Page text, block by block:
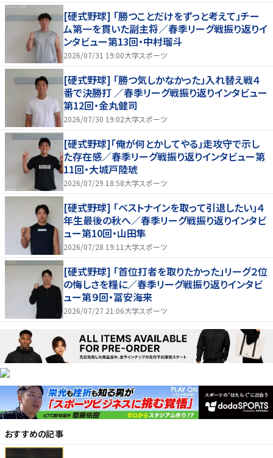
[硬式野球] 「勝つことだけをずっと考えて」チー
ム第一を貫いた副主将／春季リーグ戦振り返りイ
ンタビュー第13回・中村瑠斗
2026/07/31 19:00大学スポーツ
[硬式野球] 「勝つ気しかなかった」入れ替え戦４
番で決勝打 ／春季リーグ戦振り返りインタビュー
第12回・金丸健司
2026/07/30 19:02大学スポーツ
[硬式野球]「俺が何とかしてやる」走攻守で示し
た存在感／春季リーグ戦振り返りインタビュー第
11回・大城戸陸琥
2026/07/29 18:58大学スポーツ
[硬式野球] 「ベストナインを取って引退したい」４
年生最後の秋へ／春季リーグ戦振り返りインタビ
ュー第10回・山田隼
2026/07/28 19:11 大学スポーツ
[硬式野球] 「首位打者を取りたかった」リーグ２位
の悔しさを糧に／春季リーグ戦振り返りインタビ
ュー第９回・冨安海来
2026/07/27 21:06大学スポーツ
おすすめの記事